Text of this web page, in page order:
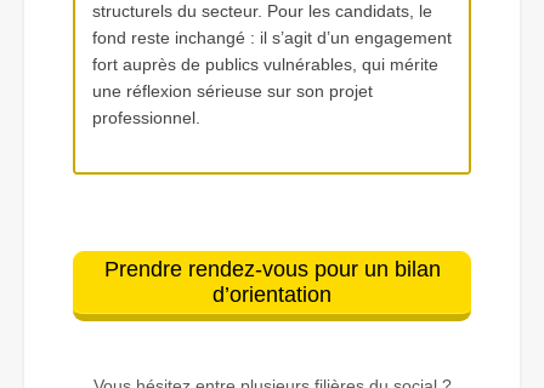
structurels du secteur. Pour les candidats, le
fond reste inchangé : il s’agit d’un engagement
fort auprès de publics vulnérables, qui mérite
une réflexion sérieuse sur son projet
professionnel.
Prendre rendez-vous pour un bilan
d’orientation